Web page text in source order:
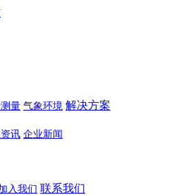
量 气象环境 解决方案
讯 企业新闻
入我们 联系我们